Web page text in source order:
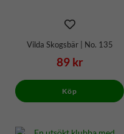
Vilda Skogsbär | No. 135
89 kr
Köp